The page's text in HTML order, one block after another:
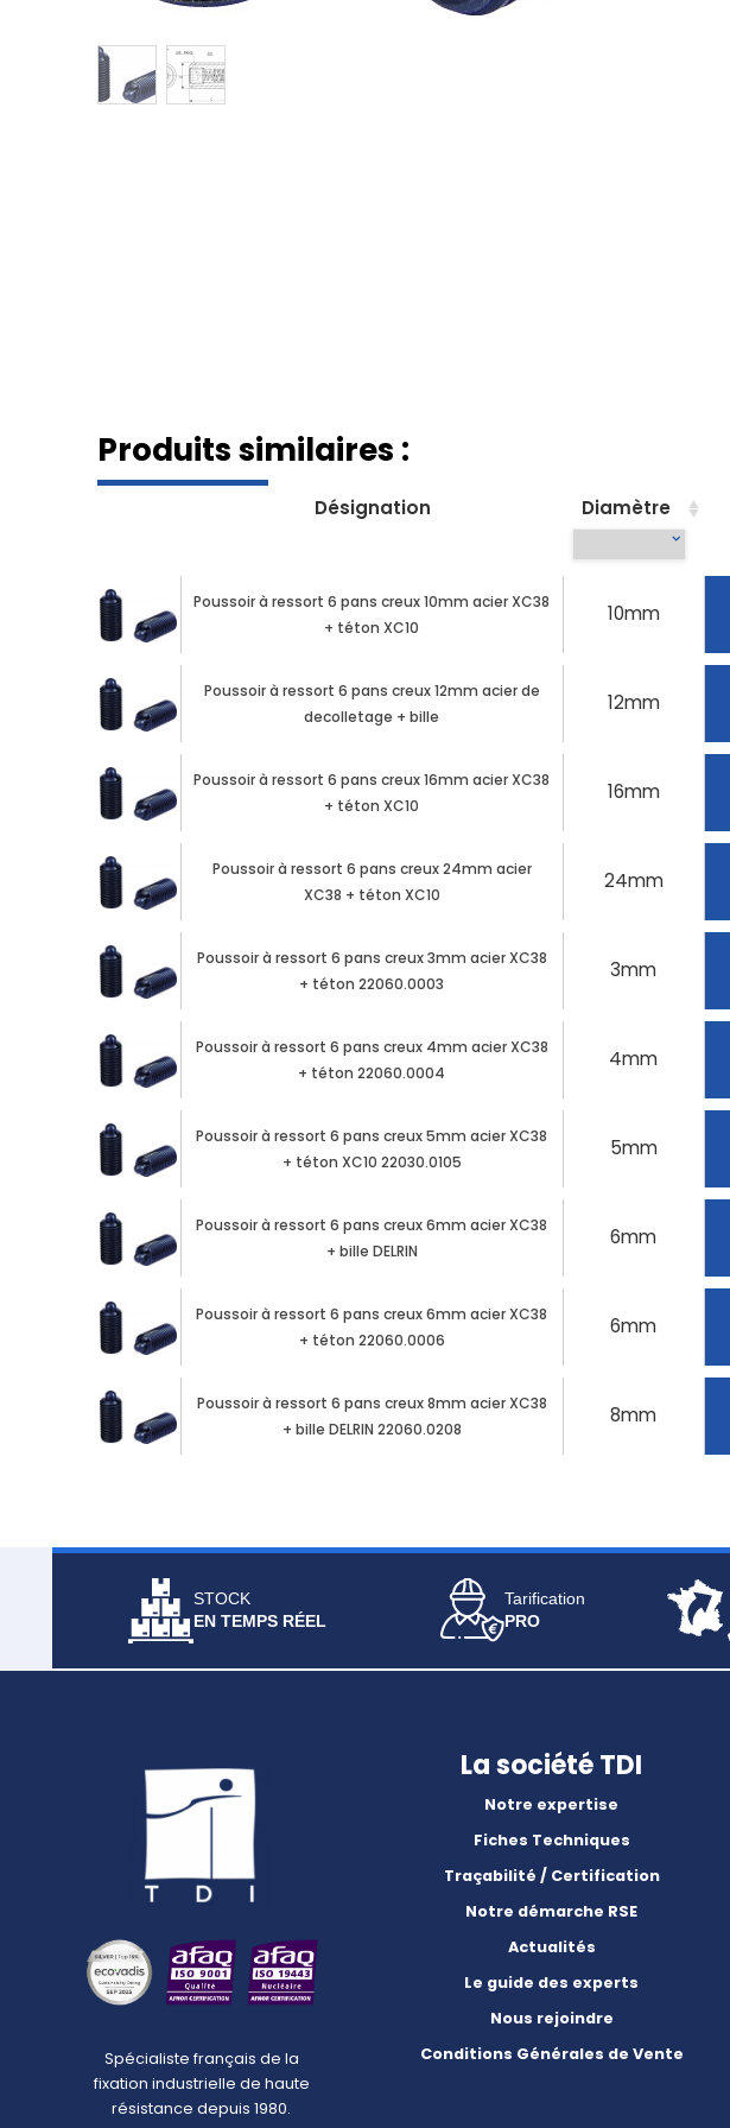
Produits similaires :
Désignation Diamètre
Poussoir à ressort 6 pans creux 10mm acier XC38
+ téton XC10
10mm
Poussoir à ressort 6 pans creux 12mm acier de
decolletage + bille
12mm
Poussoir à ressort 6 pans creux 16mm acier XC38
+ téton XC10
16mm
Poussoir à ressort 6 pans creux 24mm acier
XC38 + téton XC10
24mm
Poussoir à ressort 6 pans creux 3mm acier XC38
+ téton 22060.0003
3mm
Poussoir à ressort 6 pans creux 4mm acier XC38
+ téton 22060.0004
4mm
Poussoir à ressort 6 pans creux 5mm acier XC38
+ téton XC10 22030.0105
5mm
Poussoir à ressort 6 pans creux 6mm acier XC38
+ bille DELRIN
6mm
Poussoir à ressort 6 pans creux 6mm acier XC38
+ téton 22060.0006
6mm
Poussoir à ressort 6 pans creux 8mm acier XC38
+ bille DELRIN 22060.0208
8mm
STOCK
EN TEMPS RÉEL
Tarification
PRO
Spécialiste français de la
fixation industrielle de haute
résistance depuis 1980.
La société TDI
Notre expertise
Fiches Techniques
Traçabilité / Certification
Notre démarche RSE
Actualités
Le guide des experts
Nous rejoindre
Conditions Générales de Vente